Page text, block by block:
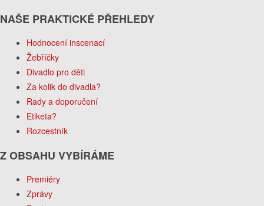
NAŠE PRAKTICKÉ PŘEHLEDY
Hodnocení inscenací
Žebříčky
Divadlo pro děti
Za kolik do divadla?
Rady a doporučení
Etiketa?
Rozcestník
Z OBSAHU VYBÍRÁME
Premiéry
Zprávy